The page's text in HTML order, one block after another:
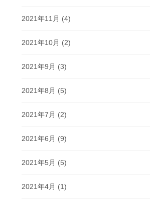
2021年11月 (4)
2021年10月 (2)
2021年9月 (3)
2021年8月 (5)
2021年7月 (2)
2021年6月 (9)
2021年5月 (5)
2021年4月 (1)